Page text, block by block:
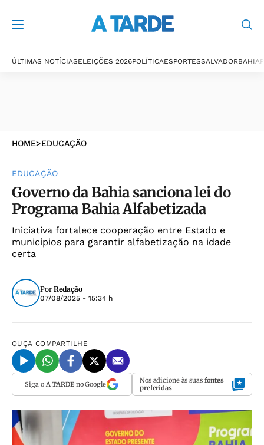
ÚLTIMAS NOTÍCIASELEIÇÕES 2026POLÍTICAESPORTESSALVADORBAHIA
HOME>EDUCAÇÃO
EDUCAÇÃO
Governo da Bahia sanciona lei do
Programa Bahia Alfabetizada
Iniciativa fortalece cooperação entre Estado e
municípios para garantir alfabetização na idade
certa
Por Redação
07/08/2025 - 15:34 h
OUÇA COMPARTILHE
Siga o A TARDEno Google Nos adicione às suas fontes
preferidas